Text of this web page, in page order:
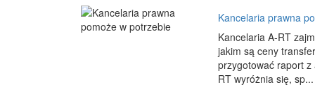
Kancelaria prawna
Kancelaria A-RT
jakim są ceny
przygotować raport
RT wyróżnia się, sp...